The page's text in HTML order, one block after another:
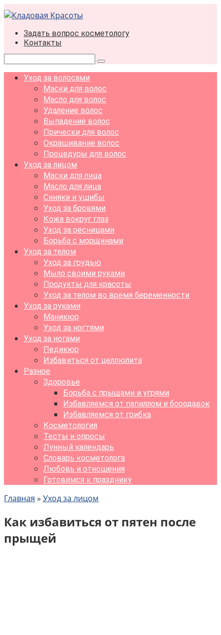
Перейти
к
контентуЗадать вопрос косметологу
Контакты
Поиск:
Уход за волосами
Маски для волос
Масло для волос
Удаление волос
Выпадение волос
Прически для волос
Окрашивание волос
Процедуры для волос
Уход за лицом
Маски для лица
Масло для лица
Синяки и ушибы
Уход за бровями
Кожа вокруг глаз
Уход за ресницами
Борьба с морщинами
Уход за телом
Уход за грудью
Мыло своими руками
Продукты для красоты
Уход за телом во время беременности
Уход за руками
Маникюр
Уход за ногтями
Уход за ногами
Педикюр
Избавиться от целлюлита
Разное
Здоровье
Борьба с прыщами и угрями
Избавляемся от папиллом и бородавок
Избавляемся от грибка
Косметология
Тесты и опросы
Лунный календарь
Словарь косметолога
Любовь и отношения
Готовимся к празднику
Главная » Уход за лицом
Как избавиться от пятен после
прыщей